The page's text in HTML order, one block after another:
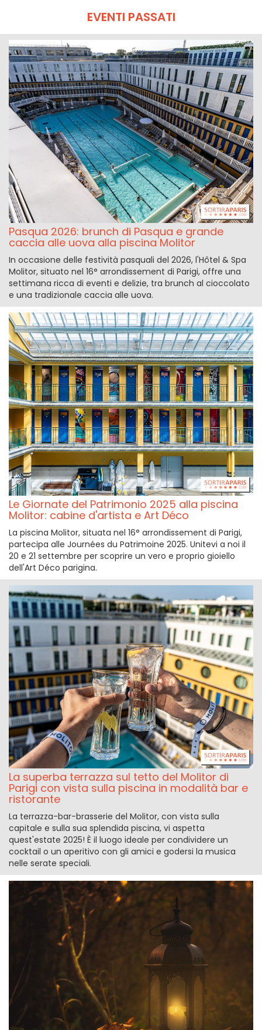
EVENTI PASSATI
Pasqua 2026: brunch di Pasqua e grande
caccia alle uova alla piscina Molitor
In occasione delle festività pasquali del 2026, l'Hôtel & Spa
Molitor, situato nel 16° arrondissement di Parigi, offre una
settimana ricca di eventi e delizie, tra brunch al cioccolato
e una tradizionale caccia alle uova.
Le Giornate del Patrimonio 2025 alla piscina
Molitor: cabine d'artista e Art Déco
La piscina Molitor, situata nel 16° arrondissement di Parigi,
partecipa alle Journées du Patrimoine 2025. Unitevi a noi il
20 e 21 settembre per scoprire un vero e proprio gioiello
dell'Art Déco parigina.
La superba terrazza sul tetto del Molitor di
Parigi con vista sulla piscina in modalità bar e
ristorante
La terrazza-bar-brasserie del Molitor, con vista sulla
capitale e sulla sua splendida piscina, vi aspetta
quest'estate 2025! È il luogo ideale per condividere un
cocktail o un aperitivo con gli amici e godersi la musica
nelle serate speciali.